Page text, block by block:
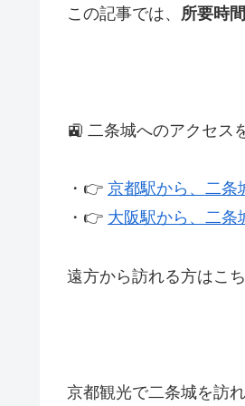
この記事では、 所要時
🚉 二条城へのアクセス
・👉 京都駅から、二条
・👉 大阪駅から、二条
遠方から訪れる方はこ
京都観光で二条城を訪